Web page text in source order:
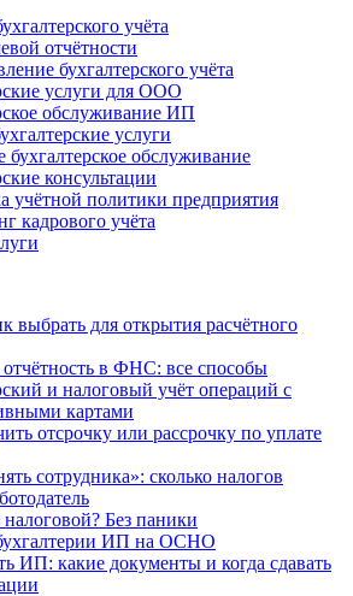
учёта
отчётности
бухгалтерского учёта
услуги для ООО
обслуживание ИП
услуги
бухгалтерское обслуживание
консультации
учётной политики предприятия
кадрового учёта
выбрать для открытия расчётного
отчётность в ФНС: все способы
и налоговый учёт операций с
картами
отсрочку или рассрочку по уплате
сотрудника»: сколько налогов
Без паники
ИП на ОСНО
ИП: какие документы и когда сдавать